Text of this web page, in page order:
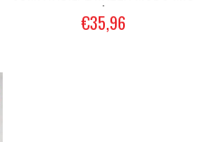
+ KIT CAFFÈ OMAGGIO
€35,96